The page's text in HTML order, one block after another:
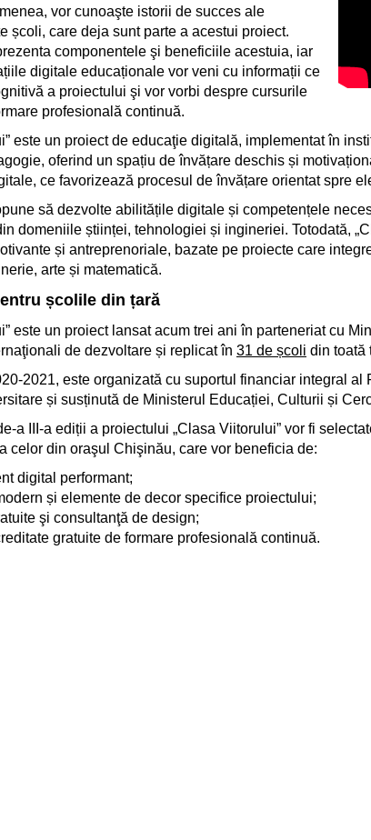
vor cunoaşte istorii de succes ale
școli, care deja sunt parte a acestui proiect.
componentele şi beneficiile acestuia, iar
digitale educaționale vor veni cu informații ce
a proiectului şi vor vorbi despre cursurile
profesională continuă.
este un proiect de educaţie digitală, implementat în
oferind un spațiu de învățare deschis și
ce favorizează procesul de învățare orientat spre
să dezvolte abilitățile digitale și competențele
domeniile științei, tehnologiei și ingineriei. Totodată,
și antreprenoriale, bazate pe proiecte care
arte și matematică.
școlile din țară
este un proiect lansat acum trei ani în parteneriat cu
de dezvoltare și replicat în 31 de școli din toată
2021, este organizată cu suportul financiar integral
și susținută de Ministerul Educației, Culturii și
a III-a ediții a proiectului „Clasa Viitorului” vor fi
celor din oraşul Chişinău, care vor beneficia de:
digital performant;
și elemente de decor specifice proiectului;
şi consultanţă de design;
gratuite de formare profesională continuă.